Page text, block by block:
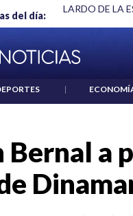
del día:
ABELARDO DE LA
|
a